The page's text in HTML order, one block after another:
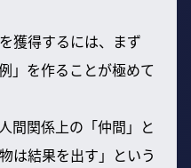
獲得するには、まず
」を作ることが極めて
間関係上の「仲間」と
は結果を出す」という